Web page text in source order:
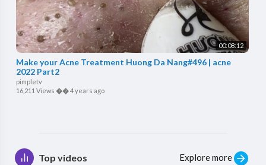
00:08:12
Make your Acne Treatment Huong Da Nang#496 | acne
2022 Part2
pimpletv
16,211 Views ��4 years ago
Top videos Explore more